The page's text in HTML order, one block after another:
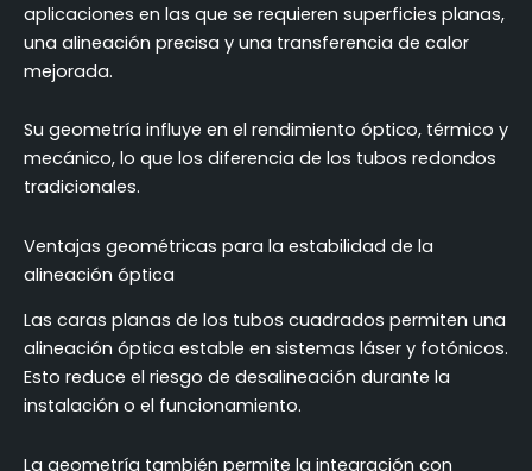
aplicaciones en las que se requieren superficies planas,
una alineación precisa y una transferencia de calor
mejorada.
Su geometría influye en el rendimiento óptico, térmico y
mecánico, lo que los diferencia de los tubos redondos
tradicionales.
Ventajas geométricas para la estabilidad de la
alineación óptica
Las caras planas de los tubos cuadrados permiten una
alineación óptica estable en sistemas láser y fotónicos.
Esto reduce el riesgo de desalineación durante la
instalación o el funcionamiento.
La geometría también permite la integración con